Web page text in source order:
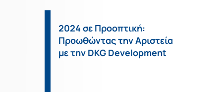
Ακίνητα
Υπηρεσίες
2024 σε Προοπτική:
Προωθώντας την Αριστεία
με την DKG Development